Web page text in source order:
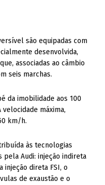
são equipadas com
desenvolvida,
associadas ao câmbio
seis marchas.
da imobilidade aos 100
máxima,
km/h.
às tecnologias
Audi: injeção indireta
direta FSI, o
de exaustão e o